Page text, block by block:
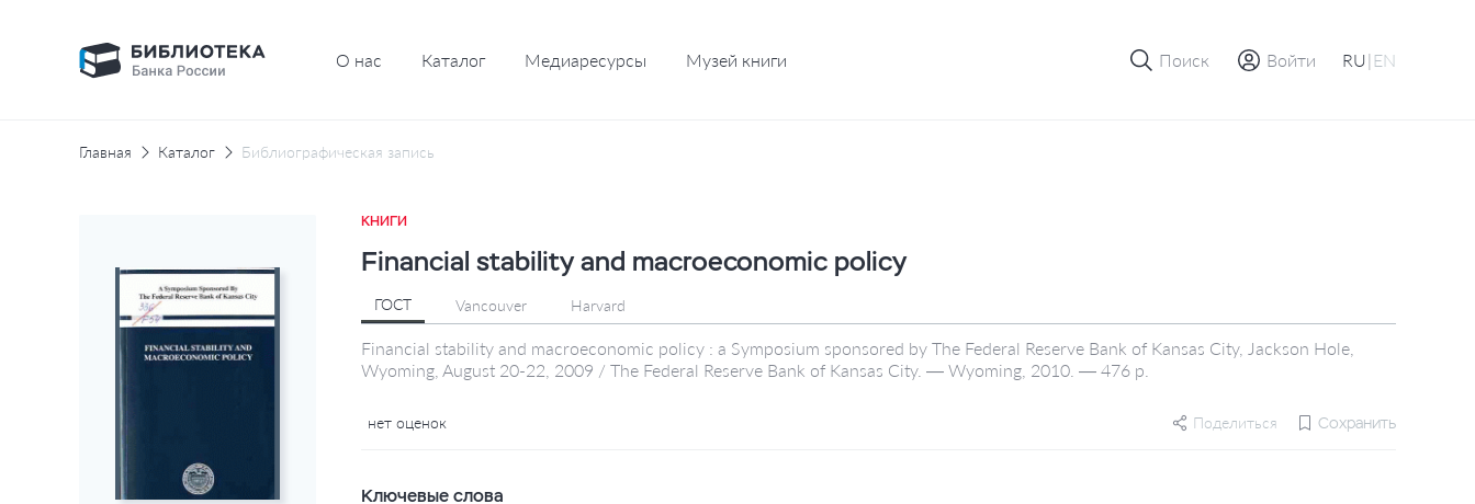
О нас Каталог Медиаресурсы Музей книги Поиск Войти RU| EN
Главная Каталог Библиографическая запись
КНИГИ
Financial stability and macroeconomic policy
ГОСТ Vancouver Harvard
Financial stability and macroeconomic policy : a Symposium sponsored by The Federal Reserve Bank of Kansas City, Jackson Hole,
Wyoming, August 20-22, 2009 / The Federal Reserve Bank of Kansas City. — Wyoming, 2010. — 476 p.
нет оценок Поделиться Сохранить
Ключевые слова